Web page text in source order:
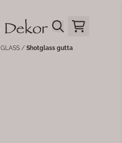
GLASS / Shotglass gutta